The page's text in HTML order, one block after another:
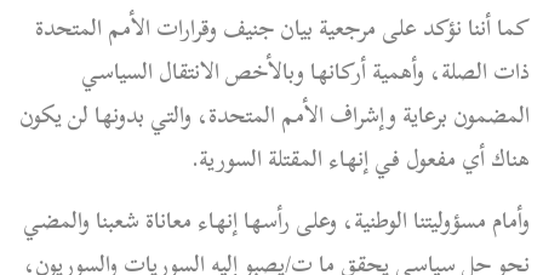
كما أننا نؤكد على مرجعية بيان جنيف وقرارات الأمم المتحدة
ذات الصلة، وأهمية أركانها وبالأخص الانتقال السياسي
المضمون برعاية وإشراف الأمم المتحدة، والتي بدونها لن يكون
هناك أي مفعول في إنهاء المقتلة السورية.
وأمام مسؤوليتنا الوطنية، وعلى رأسها إنهاء معاناة شعبنا والمضي
نحو حل سياسي يحقق ما ت/يصبو إليه السوريات والسوريون،